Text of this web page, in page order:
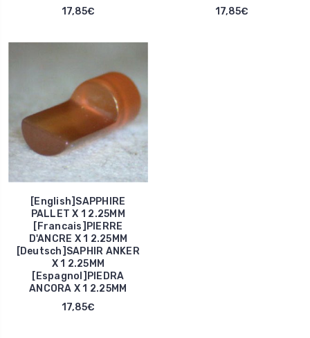
17,85€
17,85€
[English]SAPPHIRE
PALLET X 1 2.25MM
[Francais]PIERRE
D'ANCRE X 1 2.25MM
[Deutsch]SAPHIR ANKER
X 1 2.25MM
[Espagnol]PIEDRA
ANCORA X 1 2.25MM
17,85€